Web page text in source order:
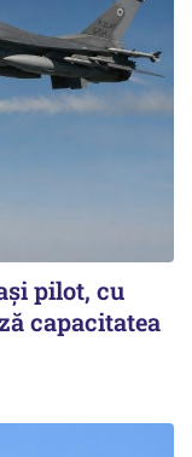
pilot, cu
capacitatea